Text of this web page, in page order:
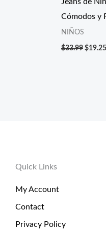
Cómodos y
NIÑOS
$33.99 $19.25
Quick Links
My Account
Contact
Privacy Policy